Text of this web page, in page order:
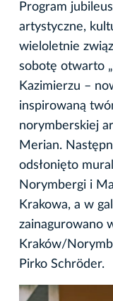
Program
artystyczne,
wieloletnie
sobotę otwarto
Kazimierzu –
inspirowaną
norymberskiej
Merian.
odsłonięto
Norymbergi i
Krakowa, a w
zainagurowano
Kraków/
Pirko Schröder.